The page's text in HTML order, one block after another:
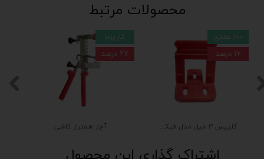
آچار همتراز کاشی
کاریزما
۲۷ درصد
کلیپس ۳ میل مدل فیکس تایل
۱۰۰ عددی
۱۷ درصد
محصولات مرتبط